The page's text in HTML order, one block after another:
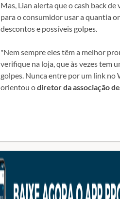
Mas, Lian alerta que o cash back
para o consumidor usar a quantia
descontos e possíveis golpes.
"Nem sempre eles têm a melhor
verifique na loja, que às vezes tem
golpes. Nunca entre por um link no
orientou odiretor da associação